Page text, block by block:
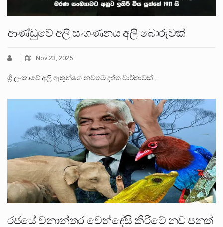
ආණ්ඩුවේ අලි සංගණනය අලි බොරුවක්
Nov 23, 2025
ශ්‍රී ලංකාවේ අලි ඇතුන්ගේ නවතම දත්ත වාර්තාවක්…
රජයේ වනාන්තර වෙන්දේසි කිරීමේ නව පනත්